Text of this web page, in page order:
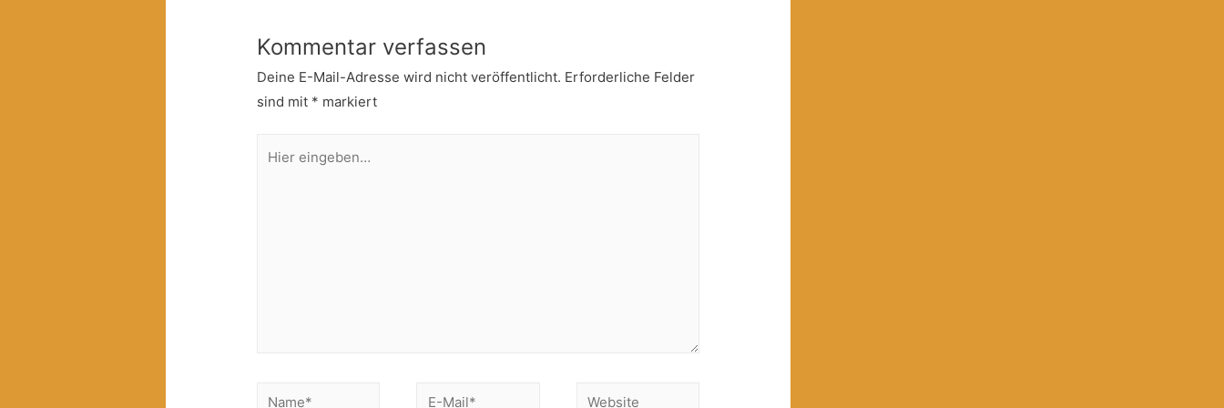
Kommentar verfassen
Deine E-Mail-Adresse wird nicht veröffentlicht. Erforderliche Felder
sind mit * markiert
eingeben…
Name* E- Website